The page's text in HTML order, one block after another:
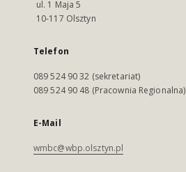
ul. 1 Maja 5
10-117 Olsztyn
Telefon
089 524 90 32 (sekretariat)
089 524 90 48 (Pracownia Regionalna)
E-Mail
wmbc@wbp.olsztyn.pl